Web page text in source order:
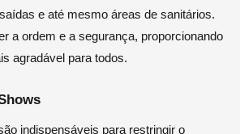
e até mesmo áreas de sanitários.
a ordem e a segurança, proporcionando
agradável para todos.
indispensáveis para restringir o